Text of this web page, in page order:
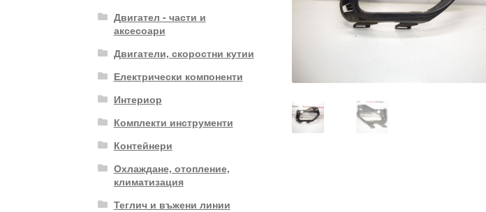
Двигател - части и
аксесоари
Двигатели, скоростни кутии
Електрически компоненти
Интериор
Комплекти инструменти
Контейнери
Охлаждане, отопление,
климатизация
Теглич и въжени линии